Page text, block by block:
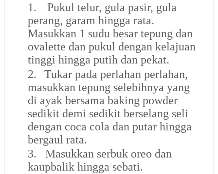
1.
Pukul telur, gula pasir, gula
perang, garam hingga rata.
Masukkan 1 sudu besar tepung dan
ovalette dan pukul dengan kelajuan
tinggi hingga putih dan pekat.
2.
Tukar pada perlahan perlahan,
masukkan tepung selebihnya yang
di ayak bersama baking powder
sedikit demi sedikit berselang seli
dengan coca cola dan putar hingga
bergaul rata.
3.
Masukkan serbuk oreo dan
kaupbalik hingga sebati.